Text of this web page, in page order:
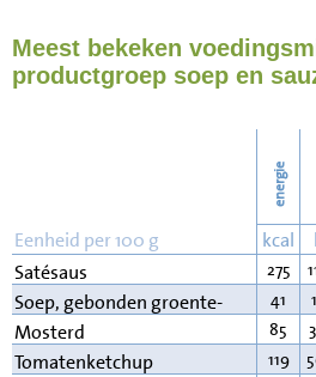
Strijken
Meest bekeken
productgroep soep en
energie
Eenheid per 100 g kcal
Satésaus
275
Soep, gebonden groente- 41
Mosterd 85
Tomatenketchup 119